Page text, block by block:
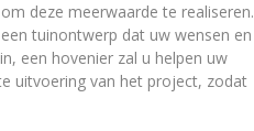
deze meerwaarde te realiseren.
tuinontwerp dat uw wensen en
een hovenier zal u helpen uw
uitvoering van het project, zodat